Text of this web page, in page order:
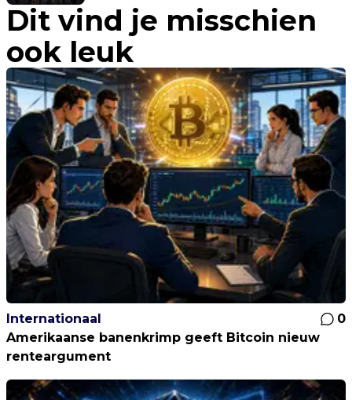
Dit vind je misschien
ook leuk
Internationaal
0
Amerikaanse banenkrimp geeft Bitcoin nieuw
renteargument